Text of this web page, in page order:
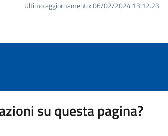
Ultimo aggiornamento:06/02/2024 13:12.23
su questa pagina?